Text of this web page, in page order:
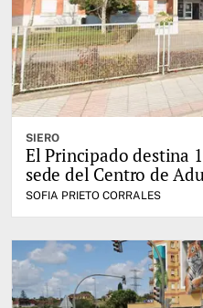
SIERO
El Principado destina
sede del Centro de
SOFIA PRIETO CORRALES